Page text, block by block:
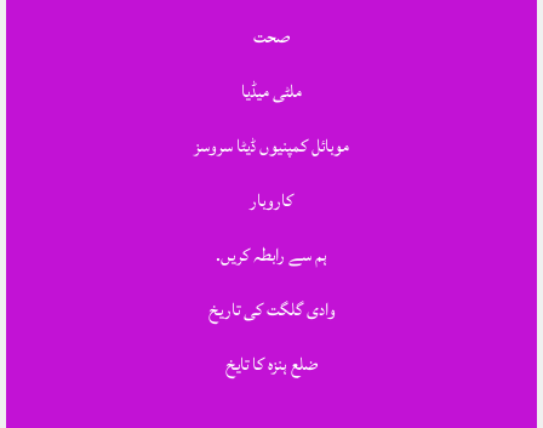
صحت
ملٹی میڈیا
موبائل کمپنیوں ڈیٹا سروسز
کاروبار
ہم سے رابطہ کریں.
وادی گلگت کی تاریخ
ضلع ہنزہ کا تایخ